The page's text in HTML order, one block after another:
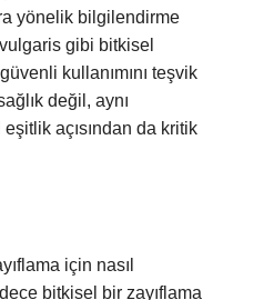
yönelik bilgilendirme
gibi bitkisel
kullanımını teşvik
değil, aynı
açısından da kritik
için nasıl
bitkisel bir zayıflama